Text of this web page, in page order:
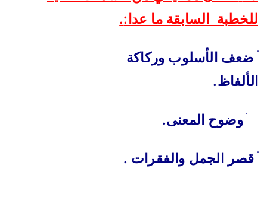
للخطبة السابقة ما عدا:.
ضعف الأسلوب وركاكة
الألفاظ.
وضوح المعنى.
قصر الجمل والفقرات .